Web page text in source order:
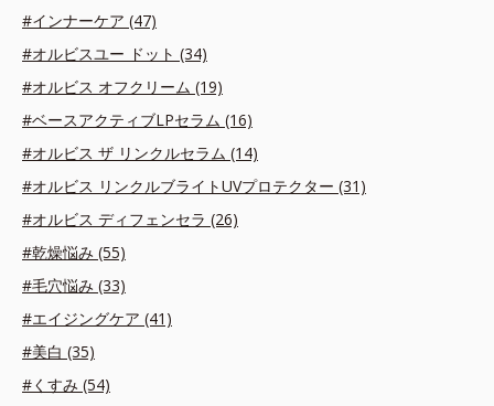
#インナーケア (47)
#オルビスユー ドット (34)
#オルビス オフクリーム (19)
#ベースアクティブLPセラム (16)
#オルビス ザ リンクルセラム (14)
#オルビス リンクルブライトUVプロテクター (31)
#オルビス ディフェンセラ (26)
#乾燥悩み (55)
#毛穴悩み (33)
#エイジングケア (41)
#美白 (35)
#くすみ (54)